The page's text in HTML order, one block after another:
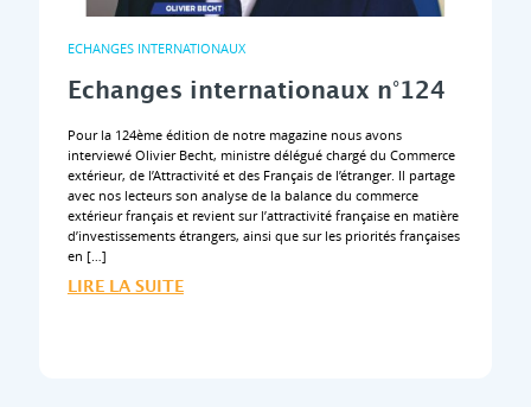
ECHANGES INTERNATIONAUX
Echanges internationaux n°124
Pour la 124ème édition de notre magazine nous avons
interviewé Olivier Becht, ministre délégué chargé du Commerce
extérieur, de l’Attractivité et des Français de l’étranger. Il partage
avec nos lecteurs son analyse de la balance du commerce
extérieur français et revient sur l’attractivité française en matière
d’investissements étrangers, ainsi que sur les priorités françaises
en […]
LIRE LA SUITE